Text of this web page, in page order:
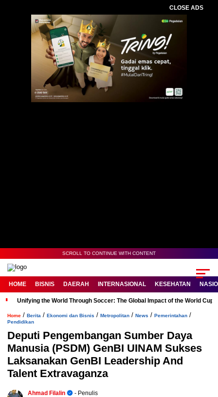
CLOSE ADS
SCROLL TO CONTINUE WITH CONTENT
HOME BISNIS DAERAH INTERNASIONAL KESEHATAN
Unifying the World Through Soccer: The Global Impact of the World Cup
Home / Berita / Ekonomi dan Bisnis / Metropolitan / News / Pemerintahan /
Pendidikan
Deputi Pengembangan Sumber Daya
Manusia (PSDM) GenBI UINAM Sukses
Laksanakan GenBI Leadership And
Talent Extravaganza
Ahmad Filalin
- Penulis